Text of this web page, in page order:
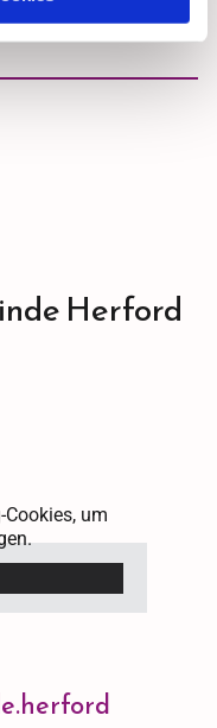
Herford
um